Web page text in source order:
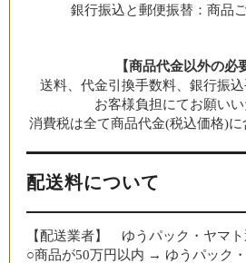
銀行振込と郵便振替：商品
【商品代金以外の必
送料、代金引換手数料、銀行振
お客様負担にてお願いい
消費税は全て商品代金(税込価格)に
配送料について
【配送業者】 ゆうパック・ヤマ
○商品が50万円以内 → ゆうパック